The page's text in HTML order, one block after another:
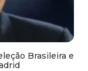
Brasileira e